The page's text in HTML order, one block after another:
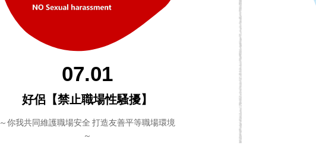
07.01
好侶【禁止職場性騷擾】
～你我共同維護職場安全 打造友善平等職場環境
～